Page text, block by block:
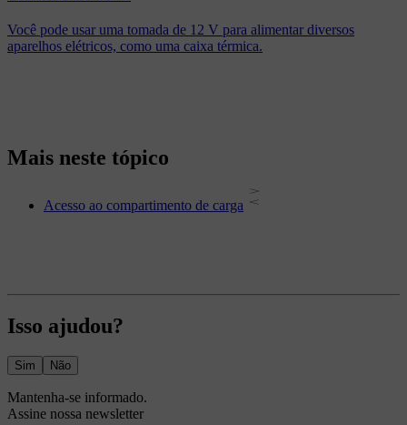
Você pode usar uma tomada de 12 V para alimentar diversos
aparelhos elétricos, como uma caixa térmica.
Mais neste tópico
Acesso ao compartimento de carga
Isso ajudou?
Sim Não